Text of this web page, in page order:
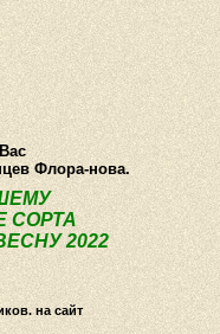
О компании Как купить
Флора-нова.
СОРТА
2022
на сайт